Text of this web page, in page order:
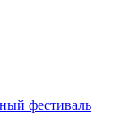
фестиваль